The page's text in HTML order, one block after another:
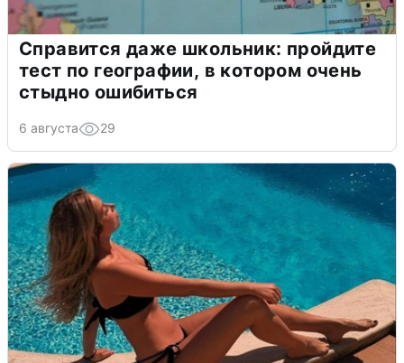
Справится даже школьник: пройдите
тест по географии, в котором очень
стыдно ошибиться
6 августа 29